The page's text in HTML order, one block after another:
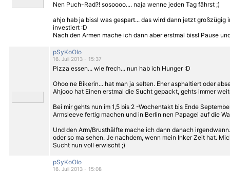
Nen Puch-Rad?! sosoooo.... naja wenne jeden Tag fährst ;)
ahjo hab ja bissl was gespart... das wird dann jetzt großzügig
investiert :D
Nach den Armen mache ich dann aber erstmal bissl Pause
pSyKoOlo
16. Juli 2013 - 15:37
Pizza essen... wie frech... nun hab ich Hunger :D
Ohoo ne Bikerin... hat man ja selten. Eher asphaltiert oder
Ahjooo hat Einen erstmal die Sucht gepackt, gehts immer
Bei mir gehts nun im 1,5 bis 2 -Wochentakt bis Ende
Armsleeve fertig machen und in Berlin nen Papagei auf die
Und den Arm/Brusthälfte mache ich dann danach
oder so ma sehen. Je nachdem, wenn mein Inker Zeit hat.
Sucht nun voll erwischt ;)
pSyKoOlo
16. Juli 2013 - 15:08